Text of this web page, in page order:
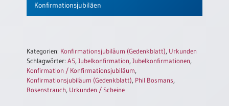
Restbestände
Urkundenscheine
Konfirmationsjubiläen
Kategorien: Konfirmationsjubiläum (Gedenkblatt), Urkunden
Schlagwörter:A5,Jubelkonfirmation,Jubelkonfirmationen,
Konfirmation / Konfirmationsjubiläum,
Konfirmationsjubiläum (Gedenkblatt), Phil Bosmans,
Rosenstrauch, Urkunden / Scheine